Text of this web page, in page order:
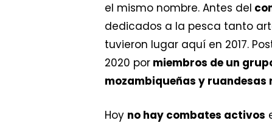
el mismo nombre. Antes del
dedicados a la pesca tanto
tuvieron lugar aquí en 2017.
2020 por miembros de un
mozambiqueñas y ruandesas
Hoy no hay combates activos